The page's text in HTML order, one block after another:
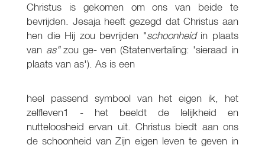
Christus is gekomen om ons van beide te
bevrijden. Jesaja heeft gezegd dat Christus aan
hen die Hij zou bevrijden "schoonheid in plaats
van as"zou ge- ven (Statenvertaling: 'sieraad in
plaats van as'). As is een
heel passend symbool van het eigen ik, het
zelfleven1 - het beeldt de lelijkheid en
nutteloosheid ervan uit. Christus biedt aan ons
de schoonheid van Zijn eigen leven te geven in